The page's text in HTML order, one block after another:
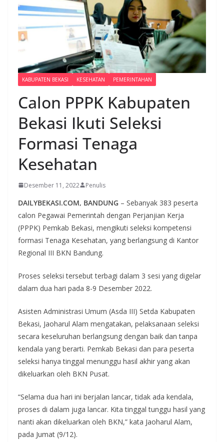
KABUPATEN BEKASI KESEHATAN PEMERINTAHAN
Calon PPPK Kabupaten
Bekasi Ikuti Seleksi
Formasi Tenaga
Kesehatan
Desember 11, 2022 Penulis
DAILYBEKASI.COM, BANDUNG – Sebanyak 383 peserta
calon Pegawai Pemerintah dengan Perjanjian Kerja
(PPPK) Pemkab Bekasi, mengikuti seleksi kompetensi
formasi Tenaga Kesehatan, yang berlangsung di Kantor
Regional III BKN Bandung.
Proses seleksi tersebut terbagi dalam 3 sesi yang digelar
dalam dua hari pada 8-9 Desember 2022.
Asisten Administrasi Umum (Asda III) Setda Kabupaten
Bekasi, Jaoharul Alam mengatakan, pelaksanaan seleksi
secara keseluruhan berlangsung dengan baik dan tanpa
kendala yang berarti. Pemkab Bekasi dan para peserta
seleksi hanya tinggal menunggu hasil akhir yang akan
dikeluarkan oleh BKN Pusat.
“Selama dua hari ini berjalan lancar, tidak ada kendala,
proses di dalam juga lancar. Kita tinggal tunggu hasil yang
nanti akan dikeluarkan oleh BKN,” kata Jaoharul Alam,
pada Jumat (9/12).